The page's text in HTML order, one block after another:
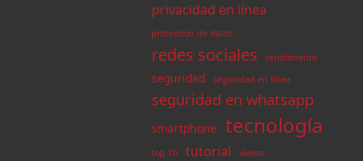
privacidad en línea
protección de datos
redes sociales rendimiento
seguridad seguridad en línea
seguridad en whatsapp
smartphone tecnología
top 10 tutorial vídeos